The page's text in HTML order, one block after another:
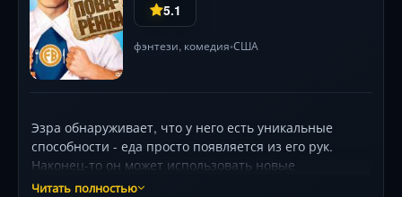
5.1
фэнтези, комедия•США
Эзра обнаруживает, что у него есть уникальные
способности - еда просто появляется из его рук.
Наконец-то он может использовать новые
возможности, чтобы поразить друзей и стать
Читать полностью